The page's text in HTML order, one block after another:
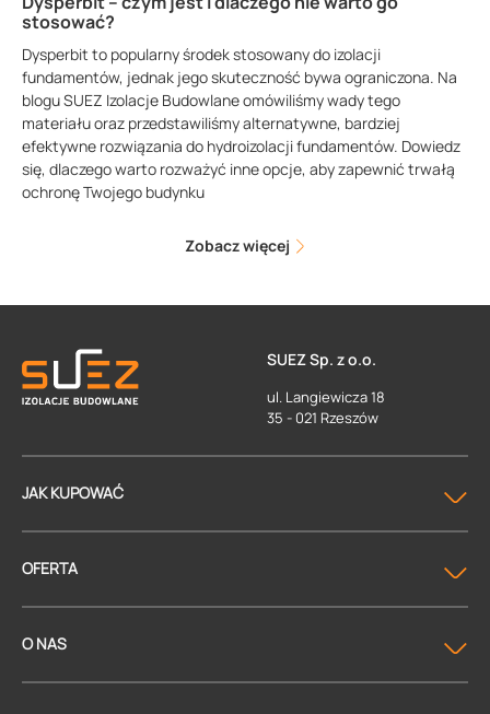
stosować?
Dysperbit to popularny środek stosowany do izolacji
fundamentów, jednak jego skuteczność bywa ograniczona. Na
blogu SUEZ Izolacje Budowlane omówiliśmy wady tego
materiału oraz przedstawiliśmy alternatywne, bardziej
efektywne rozwiązania do hydroizolacji fundamentów. Dowiedz
się, dlaczego warto rozważyć inne opcje, aby zapewnić trwałą
ochronę Twojego budynku
Zobacz więcej
SUEZ Sp. z o.o.
ul. Langiewicza 18
35 - 021 Rzeszów
JAK KUPOWAĆ
OFERTA
O NAS